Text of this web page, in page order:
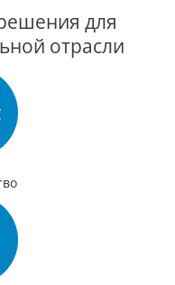
для
отрасли